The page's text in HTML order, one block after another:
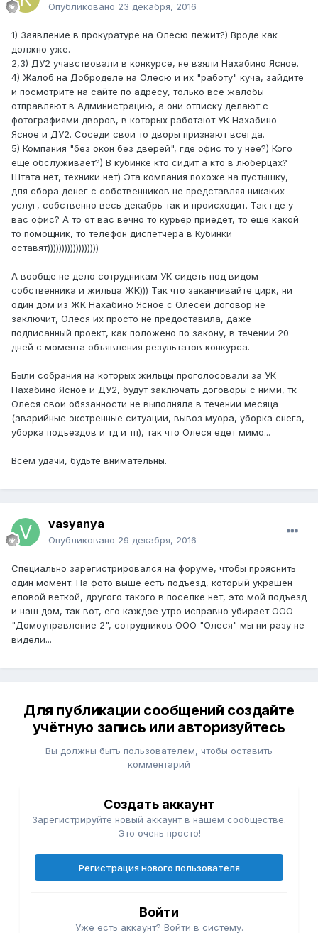
Опубликовано 23 декабря, 2016
1) Заявление в прокуратуре на Олесю лежит?) Вроде как
должно уже.
2,3) ДУ2 учавствовали в конкурсе, не взяли Нахабино Ясное.
4) Жалоб на Доброделе на Олесю и их "работу" куча, зайдите
и посмотрите на сайте по адресу, только все жалобы
отправляют в Администрацию, а они отписку делают с
фотографиями дворов, в которых работают УК Нахабино
Ясное и ДУ2. Соседи свои то дворы признают всегда.
5) Компания "без окон без дверей", где офис то у нее?) Кого
еще обслуживает?) В кубинке кто сидит а кто в люберцах?
Штата нет, техники нет) Эта компания похоже на пустышку,
для сбора денег с собственников не представляя никаких
услуг, собственно весь декабрь так и происходит. Так где у
вас офис? А то от вас вечно то курьер приедет, то еще какой
то помощник, то телефон диспетчера в Кубинки
оставят))))))))))))))))))
А вообще не дело сотрудникам УК сидеть под видом
собственника и жильца ЖК))) Так что заканчивайте цирк, ни
один дом из ЖК Нахабино Ясное с Олесей договор не
заключит, Олеся их просто не предоставила, даже
подписанный проект, как положено по закону, в течении 20
дней с момента объявления результатов конкурса.
Были собрания на которых жильцы проголосовали за УК
Нахабино Ясное и ДУ2, будут заключать договоры с ними, тк
Олеся свои обязанности не выполняла в течении месяца
(аварийные экстренные ситуации, вывоз муора, уборка снега,
уборка подъездов и тд и тп), так что Олеся едет мимо...
Всем удачи, будьте внимательны.
vasyanya
Опубликовано 29 декабря, 2016
Специально зарегистрировался на форуме, чтобы прояснить
один момент. На фото выше есть подъезд, который украшен
еловой веткой, другого такого в поселке нет, это мой подъезд
и наш дом, так вот, его каждое утро исправно убирает ООО
"Домоуправление 2", сотрудников ООО "Олеся" мы ни разу не
видели...
Для публикации сообщений создайте
учётную запись или авторизуйтесь
Вы должны быть пользователем, чтобы оставить
комментарий
Создать аккаунт
Зарегистрируйте новый аккаунт в нашем сообществе.
Это очень просто!
Регистрация нового пользователя
Войти
Уже есть аккаунт? Войти в систему.